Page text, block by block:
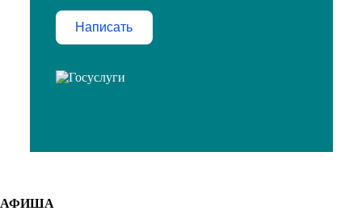
Написать
АФИША